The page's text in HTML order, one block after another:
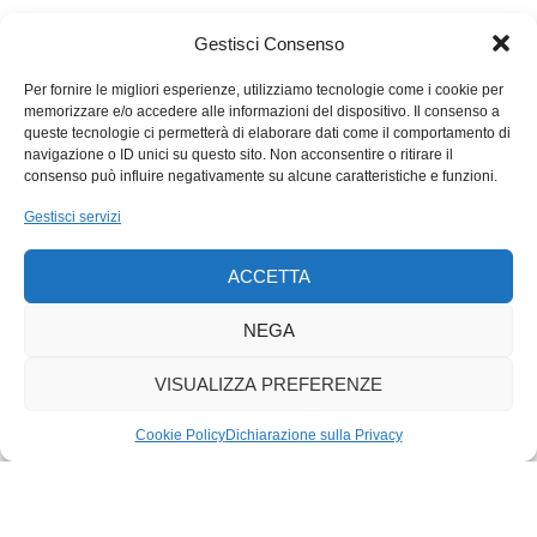
Gestisci Consenso
Per fornire le migliori esperienze, utilizziamo tecnologie come i cookie per
memorizzare e/o accedere alle informazioni del dispositivo. Il consenso a
queste tecnologie ci permetterà di elaborare dati come il comportamento di
navigazione o ID unici su questo sito. Non acconsentire o ritirare il
consenso può influire negativamente su alcune caratteristiche e funzioni.
Gestisci servizi
ACCETTA
NEGA
VISUALIZZA PREFERENZE
Cookie PolicyDichiarazione sulla Privacy